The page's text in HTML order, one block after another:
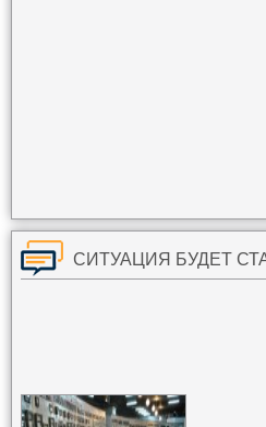
СИТУАЦИЯ БУДЕТ